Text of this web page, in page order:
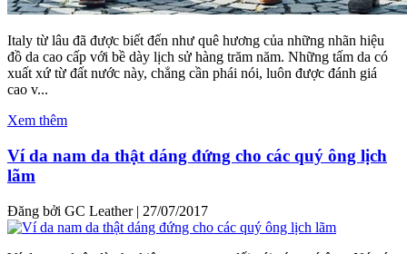
Italy từ lâu đã được biết đến như quê hương của những nhãn hiệu
đồ da cao cấp với bề dày lịch sử hàng trăm năm. Những tấm da có
xuất xứ từ đất nước này, chẳng cần phái nói, luôn được đánh giá
cao v...
Xem thêm
Ví da nam da thật dáng đứng cho các quý ông lịch
lãm
Đăng bởi GC Leather | 27/07/2017